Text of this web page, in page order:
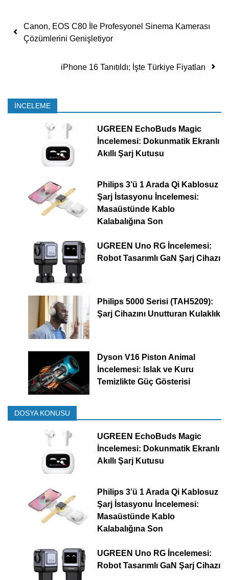
Yazı dolaşımı
Canon, EOS C80 İle Profesyonel Sinema Kamerası
Çözümlerini Genişletiyor
iPhone 16 Tanıtıldı; İşte Türkiye Fiyatları
İNCELEME
UGREEN EchoBuds Magic
İncelemesi: Dokunmatik Ekranlı
Akıllı Şarj Kutusu
Philips 3’ü 1 Arada Qi Kablosuz
Şarj İstasyonu İncelemesi:
Masaüstünde Kablo
Kalabalığına Son
UGREEN Uno RG İncelemesi:
Robot Tasarımlı GaN Şarj Cihazı
Philips 5000 Serisi (TAH5209):
Şarj Cihazını Unutturan Kulaklık
Dyson V16 Piston Animal
İncelemesi: Islak ve Kuru
Temizlikte Güç Gösterisi
DOSYA KONUSU
UGREEN EchoBuds Magic
İncelemesi: Dokunmatik Ekranlı
Akıllı Şarj Kutusu
Philips 3’ü 1 Arada Qi Kablosuz
Şarj İstasyonu İncelemesi:
Masaüstünde Kablo
Kalabalığına Son
UGREEN Uno RG İncelemesi:
Robot Tasarımlı GaN Şarj Cihazı